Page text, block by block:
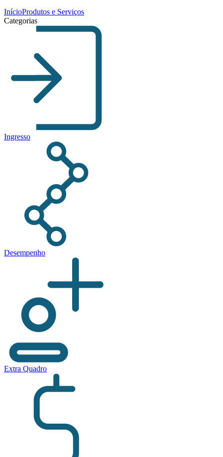
InícioProdutos e Serviços
Categorias
Ingresso
Desempenho
Extra Quadro